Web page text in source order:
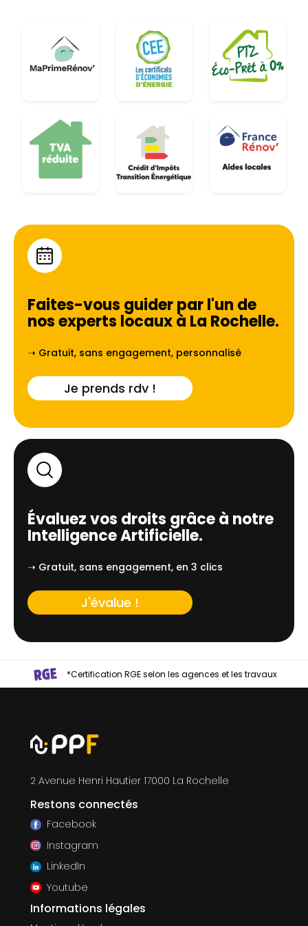
Faites-vous guider par l'un de
nos experts locaux à ⁠La Rochelle.
➝ Gratuit, sans engagement, personnalisé
Je prends rdv !
Évaluez vos droits grâce à notre
Intelligence Artificielle.
➝ Gratuit, sans engagement, en 3 clics
J'évalue !
*Certification RGE selon les agences et les travaux
2 Avenue Henri Hautier 17000 La Rochelle
Restons connectés
Facebook
Instagram
LinkedIn
Youtube
Informations légales